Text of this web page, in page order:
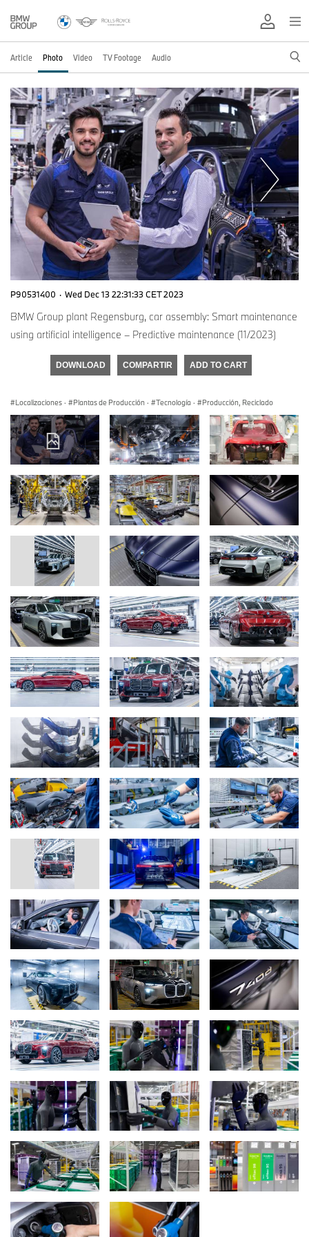
Article Photo Video TV Footage Audio
P90531400 · Wed Dec 13 22:31:33 CET 2023
BMW Group plant Regensburg, car assembly: Smart maintenance
using artificial intelligence – Predictive maintenance (11/2023)
DOWNLOAD COMPARTIR ADD TO CART
Localizaciones · Plantas de Producción · Tecnología · Producción, Reciclado